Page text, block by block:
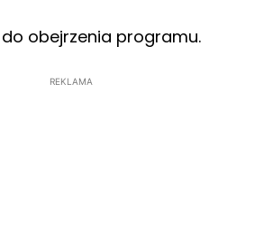
obejrzenia programu.
REKLAMA